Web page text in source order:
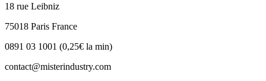
18 rue Leibniz
75018 Paris France
0891 03 1001 (0,25€ la min)
contact@misterindustry.com